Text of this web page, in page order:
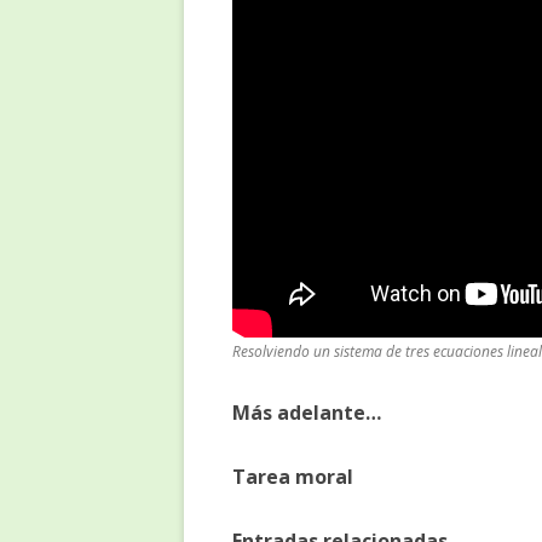
Resolviendo un sistema de tres ecuaciones
Más adelante…
Tarea moral